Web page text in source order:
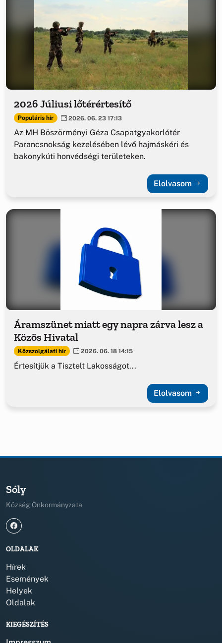
2026 Júliusi lőtérértesítő
Populáris hír 2026. 06. 23 17:13
Az MH Böszörményi Géza Csapatgyakorlótér
Parancsnokság kezelésében lévő hajmáskéri és
bakonykúti honvédségi területeken.
Elolvasom
Áramszünet miatt egy napra zárva lesz a
Közös Hivatal
Közszolgálati hír 2026. 06. 18 14:15
Értesítjük a Tisztelt Lakosságot...
Elolvasom
Sóly
Község Önkormányzata
OLDALAK
Hírek
Események
Helyek
Oldalak
KIEGÉSZÍTÉS